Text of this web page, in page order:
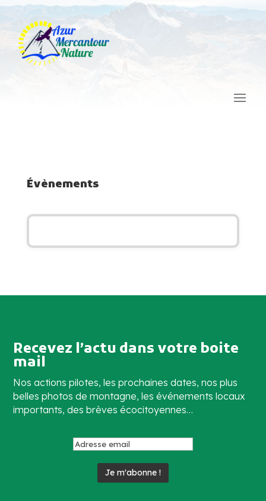
Évènements
Recevez l’actu dans votre boite
mail
Nos actions pilotes, les prochaines dates, nos plus
belles photos de montagne, les événements locaux
importants, des brèves écocitoyennes…